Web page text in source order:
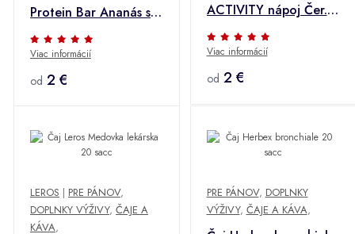
Protein Bar Ananás s
kokosom 85g
Viac informácií
od 2 €
ACTIVITY nápoj Čer.
Pomer 750 ml
Viac informácií
od 2 €
LEROS | PRE PÁNOV,
DOPLNKY VÝŽIVY, ČAJE A
KÁVA,
PRE PÁNOV, DOPLNKY
VÝŽIVY, ČAJE A KÁVA,